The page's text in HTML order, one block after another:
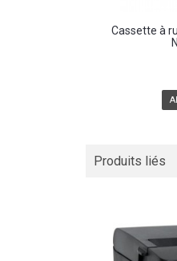
Cassette à
Produits liés